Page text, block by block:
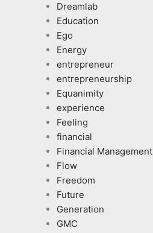
Dreamlab
Education
Ego
Energy
entrepreneur
entrepreneurship
Equanimity
experience
Feeling
financial
Financial Management
Flow
Freedom
Future
Generation
GMC